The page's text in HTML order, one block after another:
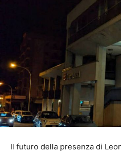
Il futuro della presenza di